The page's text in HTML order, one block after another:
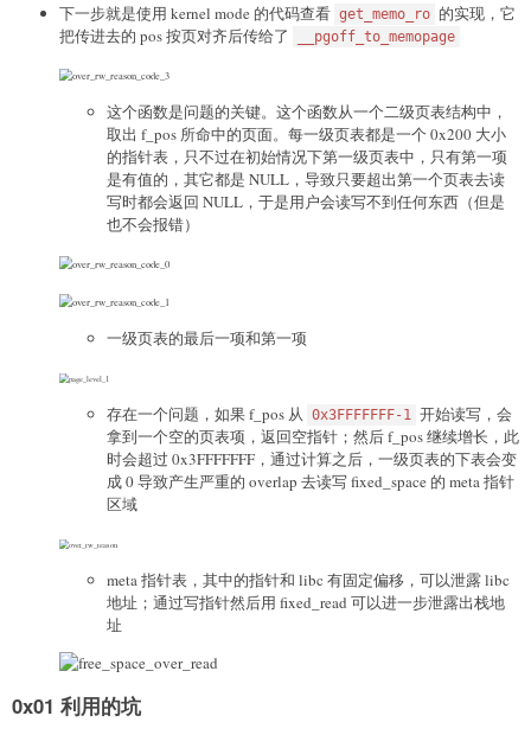
下一步就是使用 kernel mode 的代码查看 get_memo_ro 的实现，它
把传进去的 pos 按页对齐后传给了
__pgoff_to_memopage
这个函数是问题的关键。这个函数从一个二级页表结构中，
取出 f_pos 所命中的页面。每一级页表都是一个 0x200 大小
的指针表，只不过在初始情况下第一级页表中，只有第一项
是有值的，其它都是 NULL，导致只要超出第一个页表去读
写时都会返回 NULL，于是用户会读写不到任何东西（但是
也不会报错）
一级页表的最后一项和第一项
存在一个问题，如果 f_pos 从 0x3FFFFFFF-1 开始读写，会
拿到一个空的页表项，返回空指针；然后 f_pos 继续增长，此
时会超过 0x3FFFFFFF，通过计算之后，一级页表的下表会变
成 0 导致产生严重的 overlap 去读写 fixed_space 的 meta 指针
区域
meta 指针表，其中的指针和 libc 有固定偏移，可以泄露 libc
地址；通过写指针然后用 fixed_read 可以进一步泄露出栈地
址
0x01 利用的坑